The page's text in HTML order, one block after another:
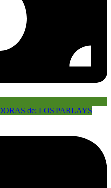
de: LOS PARLAYS